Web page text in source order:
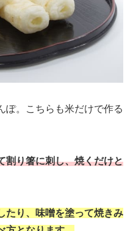
ぽ。こちらも米だけで作る
割り箸に刺し、焼くだけと
たり、味噌を塗って焼きみ